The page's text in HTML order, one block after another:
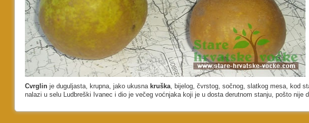
Cvrglin je duguljasta, krupna, jako ukusna kruška, bijelog, čvrstog, sočnog, slatkog mesa, kod
nalazi u selu Ludbreški Ivanec i dio je večeg voćnjaka koji je u dosta derutnom stanju, pošto nije